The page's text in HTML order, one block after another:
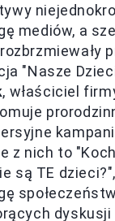
mediów, a
"Nasze
, właściciel
z nich to
są TE